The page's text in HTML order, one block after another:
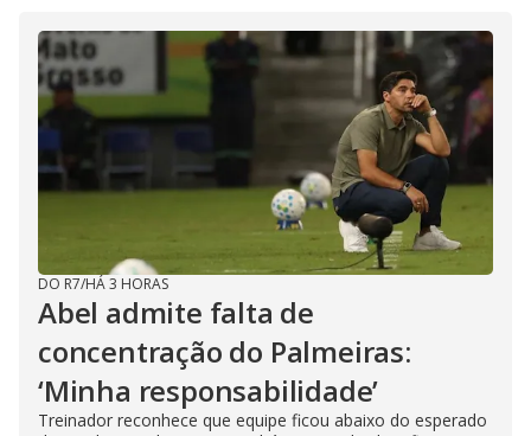
DO R7/HÁ 3 HORAS
Abel admite falta de
concentração do Palmeiras:
‘Minha responsabilidade’
Treinador reconhece que equipe ficou abaixo do esperado